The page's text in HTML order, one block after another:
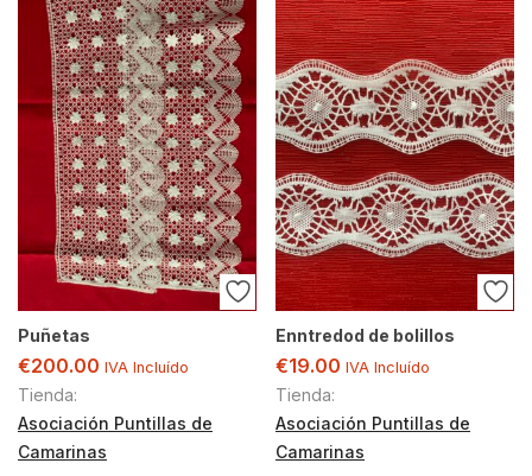
Puñetas
€200.00 IVA Incluído
Tienda:
Asociación Puntillas de
Camarinas
Enntredod de bolillos
€19.00 IVA Incluído
Tienda:
Asociación Puntillas de
Camarinas